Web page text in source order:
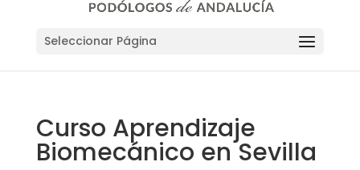
Seleccionar Página
Curso Aprendizaje
Biomecánico en Sevilla